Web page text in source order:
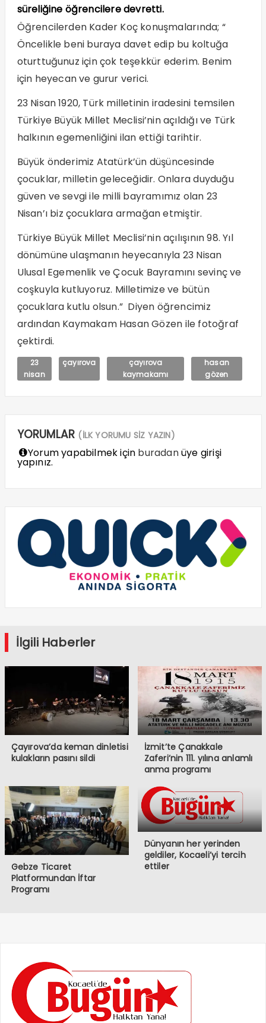
süreliğine öğrencilere devretti.
Öğrencilerden Kader Koç konuşmalarında; “
Öncelikle beni buraya davet edip bu koltuğa
oturttuğunuz için çok teşekkür ederim. Benim
için heyecan ve gurur verici.
23 Nisan 1920, Türk milletinin iradesini temsilen
Türkiye Büyük Millet Meclisi’nin açıldığı ve Türk
halkının egemenliğini ilan ettiği tarihtir.
Büyük önderimiz Atatürk’ün düşüncesinde
çocuklar, milletin geleceğidir. Onlara duyduğu
güven ve sevgi ile milli bayramımız olan 23
Nisan’ı biz çocuklara armağan etmiştir.
Türkiye Büyük Millet Meclisi’nin açılışının 98. Yıl
dönümüne ulaşmanın heyecanıyla 23 Nisan
Ulusal Egemenlik ve Çocuk Bayramını sevinç ve
coşkuyla kutluyoruz. Milletimize ve bütün
çocuklara kutlu olsun.” Diyen öğrencimiz
ardından Kaymakam Hasan Gözen ile fotoğraf
çektirdi.
23
nisan
çayırova
çayırova
kaymakamı
hasan
gözen
YORUMLAR (İLK YORUMU SİZ YAZIN)
Yorum yapabilmek için buradanüye girişi
yapınız.
İlgili Haberler
Çayırova’da keman dinletisi
kulakların pasını sildi
İzmit’te Çanakkale
Zaferi’nin 111. yılına anlamlı
anma programı
Gebze Ticaret
Platformundan İftar
Programı
Dünyanın her yerinden
geldiler, Kocaeli’yi tercih
ettiler